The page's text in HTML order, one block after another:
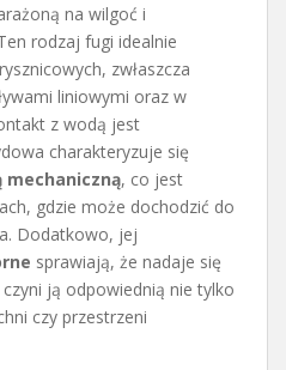
na wilgoć i
rodzaj fugi idealnie
zwłaszcza
liniowymi oraz w
z wodą jest
charakteryzuje się
mechaniczną, co jest
gdzie może dochodzić do
Dodatkowo, jej
sprawiają, że nadaje się
ją odpowiednią nie tylko
czy przestrzeni